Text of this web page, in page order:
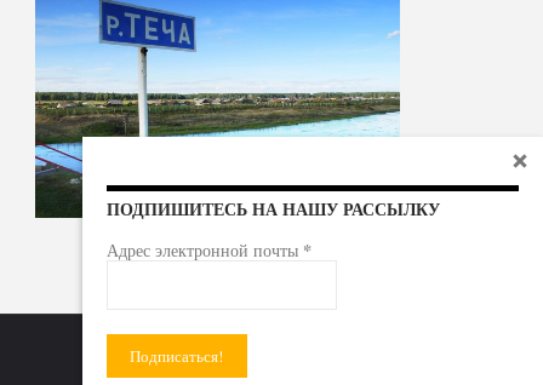
ПОДПИШИТЕСЬ НА НАШУ РАССЫЛКУ
Адрес электронной почты *